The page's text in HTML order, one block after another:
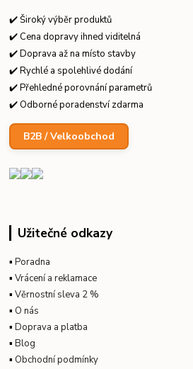
✔️ Široký výběr produktů
✔️ Cena dopravy ihned viditelná
✔️ Doprava až na místo stavby
✔️ Rychlé a spolehlivé dodání
✔️ Přehledné porovnání parametrů
✔️ Odborné poradenství zdarma
B2B / Velkoobchod
Užitečné odkazy
▪Poradna
▪Vrácení a reklamace
▪Věrnostní sleva 2 %
▪ O nás
▪Doprava a platba
▪Blog
▪ Obchodní podmínky